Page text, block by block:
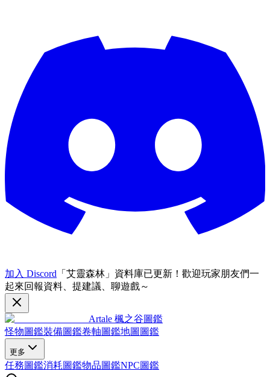
加入 Discord 「艾靈森林」資料庫已更新！歡迎玩家朋友們一
起來回報資料、提建議、聊遊戲～
Artale 楓之谷圖鑑
怪物圖鑑裝備圖鑑卷軸圖鑑地圖圖鑑
更多
任務圖鑑消耗圖鑑物品圖鑑NPC圖鑑